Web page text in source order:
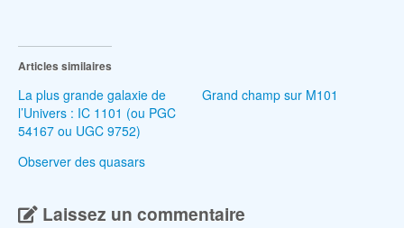
Articles similaires
La plus grande galaxie de
l’Univers : IC 1101 (ou PGC
54167 ou UGC 9752)
Grand champ sur M101
Observer des quasars
Laissez un commentaire